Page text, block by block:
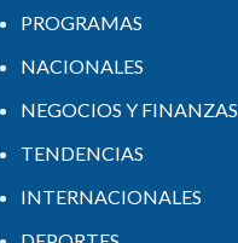
PROGRAMAS
NACIONALES
NEGOCIOS Y FINANZAS
TENDENCIAS
INTERNACIONALES